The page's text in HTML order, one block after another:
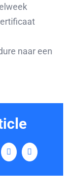
naar een
Vk
E-
mail